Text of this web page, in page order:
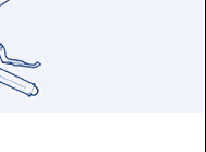
です。